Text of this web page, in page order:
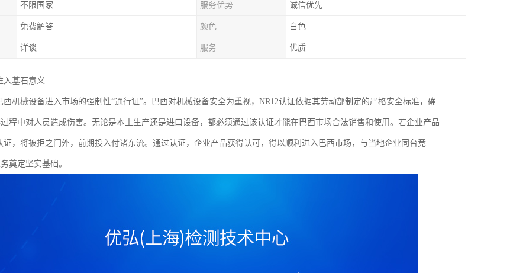
不限国家 服务优势 诚信优先
免费解答 颜色 白色
详谈 服务 优质
入基石意义
西机械设备进入市场的强制性“通行证”。巴西对机械设备安全为重视，NR12认证依据其劳动部制定的严格安全标准，确
程中对人员造成伤害。无论是本土生产还是进口设备，都必须通过该认证才能在巴西市场合法销售和使用。若企业产品
证，将被拒之门外，前期投入付诸东流。通过认证，企业产品获得认可，得以顺利进入巴西市场，与当地企业同台竞
奠定坚实基础。